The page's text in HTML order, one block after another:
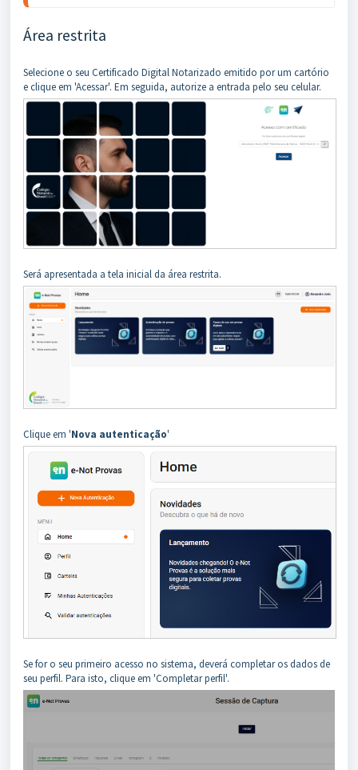
Área restrita
Selecione o seu Certificado Digital Notarizado emitido por um cartório
e clique em 'Acessar'. Em seguida, autorize a entrada pelo seu celular.
Será apresentada a tela inicial da área restrita.
Clique em 'Nova autenticação'
Se for o seu primeiro acesso no sistema, deverá completar os dados de
seu perfil. Para isto, clique em 'Completar perfil'.